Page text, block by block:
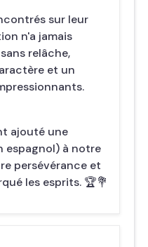
sur leur
n'a jamais
relâche,
et un
ajouté une
espagnol) à notre
persévérance et
les esprits. 🏆💐